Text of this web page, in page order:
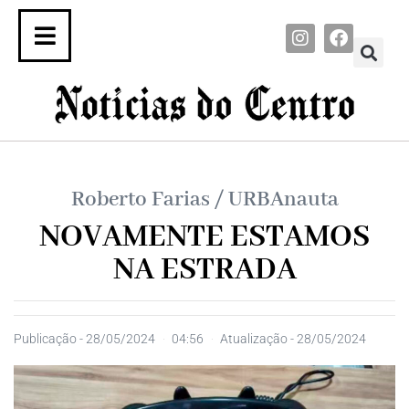
Roberto Farias / URBAnauta
NOVAMENTE ESTAMOS
NA ESTRADA
Publicação -28/05/2024 04:56 Atualização - 28/05/2024